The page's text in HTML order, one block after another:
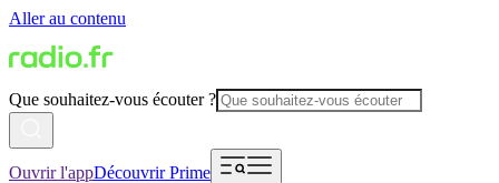
Aller au contenu
Que souhaitez-vous écouter ?
Ouvrir l'appDécouvrir Prime